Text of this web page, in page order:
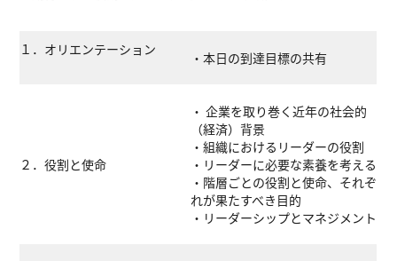
１．オリエンテーション ・本日の到達目標の共有
２．役割と使命
・ 企業を取り巻く近年の社会的
（経済）背景
・組織におけるリーダーの役割
・リーダーに必要な素養を考える
・階層ごとの役割と使命、それぞ
れが果たすべき目的
・リーダーシップとマネジメント